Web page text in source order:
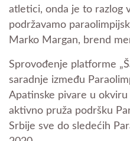
atletici, onda je to razlog
podržavamo
Marko Margan, brend
Sprovođenje platforme
saradnje između
Apatinske pivare u
aktivno pruža podršku
Srbije sve do sledećih